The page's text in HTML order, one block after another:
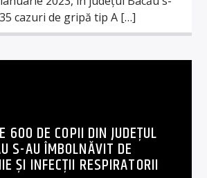
cazuri de gripă tip A […]
600 DE COPII DIN JUDEȚUL
S-AU ÎMBOLNĂVIT DE
ȘI INFECȚII RESPIRATORII